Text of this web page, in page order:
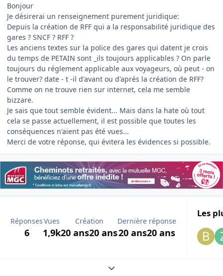
Bonjour
Je désirerai un renseignement purement juridique:
Depuis la création de RFF qui a la responsabilité juridique des
gares ? SNCF ? RFF ?
Les anciens textes sur la police des gares qui datent je crois
du temps de PETAIN sont _ils toujours applicables ? On parle
toujours du réglement applicable aux voyageurs, où peut - on
le trouver? date - t -il d'avant ou d'aprés la création de RFF?
Comme on ne trouve rien sur internet, cela me semble
bizzare.
Je sais que tout semble évident... Mais dans la hate où tout
cela se passe actuellement, il est possible que toutes les
conséquences n'aient pas été vues...
Merci de votre réponse, qui évitera les évidences si possible.
Réponses
6
Vues
1,9k
Création
20 ans20 ans
Dernière réponse
20 ans20 ans
Les
Expand topic overview